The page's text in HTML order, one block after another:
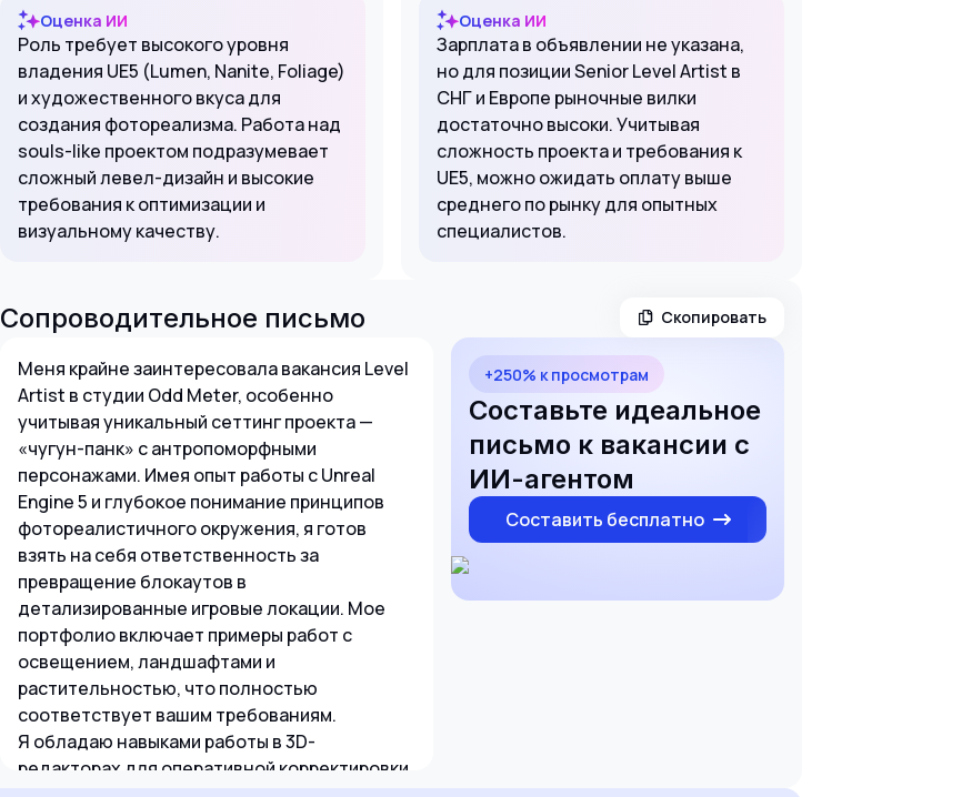
Оценка ИИ
Роль требует высокого уровня
владения UE5 (Lumen, Nanite, Foliage)
и художественного вкуса для
создания фотореализма. Работа над
souls-like проектом подразумевает
сложный левел-дизайн и высокие
требования к оптимизации и
визуальному качеству.
Оценка ИИ
Зарплата в объявлении не указана,
но для позиции Senior Level Artist в
СНГ и Европе рыночные вилки
достаточно высоки. Учитывая
сложность проекта и требования к
UE5, можно ожидать оплату выше
среднего по рынку для опытных
специалистов.
Сопроводительное письмо Скопировать
Меня крайне заинтересовала вакансия Level
Artist в студии Odd Meter, особенно
учитывая уникальный сеттинг проекта —
«чугун-панк» с антропоморфными
персонажами. Имея опыт работы с Unreal
Engine 5 и глубокое понимание принципов
фотореалистичного окружения, я готов
взять на себя ответственность за
превращение блокаутов в
детализированные игровые локации. Мое
портфолио включает примеры работ с
освещением, ландшафтами и
растительностью, что полностью
соответствует вашим требованиям.
Я обладаю навыками работы в 3D-
редакторах для оперативной корректировки
+250% к просмотрам
Составьте идеальное
письмо к вакансии с
ИИ-агентом
Составить бесплатно